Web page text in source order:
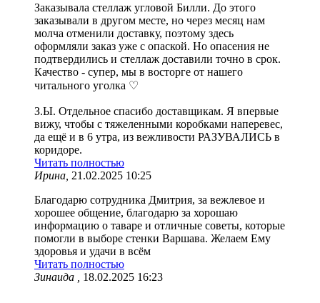
Заказывала стеллаж угловой Билли. До этого
заказывали в другом месте, но через месяц нам
молча отменили доставку, поэтому здесь
оформляли заказ уже с опаской. Но опасения не
подтвердились и стеллаж доставили точно в срок.
Качество - супер, мы в восторге от нашего
читального уголка ♡
З.Ы. Отдельное спасибо доставщикам. Я впервые
вижу, чтобы с тяжеленными коробками наперевес,
да ещё и в 6 утра, из вежливости РАЗУВАЛИСЬ в
коридоре.
Читать полностью
Ирина, 21.02.2025 10:25
Благодарю сотрудника Дмитрия, за вежлевое и
хорошее общение, благодарю за хорошаю
информацию о таваре и отличные советы, которые
помогли в выборе стенки Варшава. Желаем Ему
здоровья и удачи в всём
Читать полностью
Зинаида ,
18.02.2025 16:23